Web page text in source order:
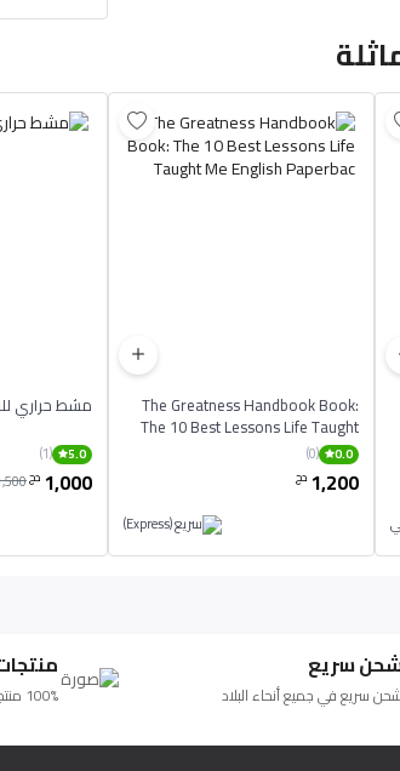
مشط حراري
5.0
(1)
1,000 دج
The Greatness Handbook Book:
The 10 Best Lessons Life Taught
Me English Paperbac
0.0
(0)
1,200 دج
سريع
سريع في جميع أنحاء البلاد 100% منتجات أصلية